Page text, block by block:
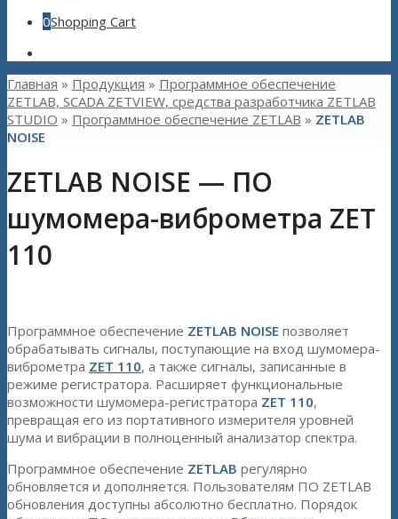
0Shopping Cart
Главная » Продукция » Программное обеспечение
ZETLAB, SCADA ZETVIEW, средства разработчика ZETLAB
STUDIO » Программное обеспечение ZETLAB » ZETLAB
NOISE
ZETLAB NOISE — ПО
шумомера-виброметра ZET
110
Программное обеспечение ZETLAB NOISE позволяет
обрабатывать сигналы, поступающие на вход шумомера-
виброметра ZET 110, а также сигналы, записанные в
режиме регистратора. Расширяет функциональные
возможности шумомера-регистратора ZET 110,
превращая его из портативного измерителя уровней
шума и вибрации в полноценный анализатор спектра.
Программное обеспечение ZETLAB регулярно
обновляется и дополняется. Пользователям ПО ZETLAB
обновления доступны абсолютно бесплатно. Порядок